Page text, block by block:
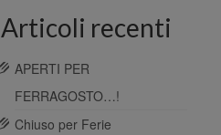
Articoli recenti
APERTI PER
FERRAGOSTO…!
Chiuso per Ferie